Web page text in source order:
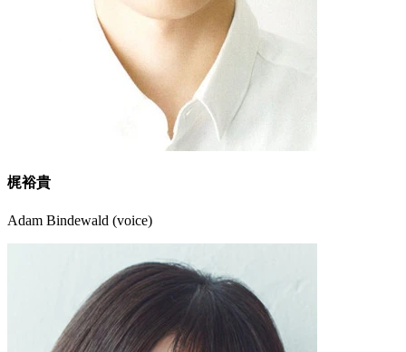
梶裕貴
Adam Bindewald (voice)